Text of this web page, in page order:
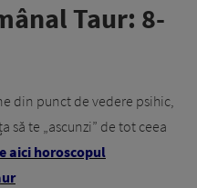
Taur: 8-
din punct de vedere psihic,
să te „ascunzi” de tot ceea
aici horoscopul